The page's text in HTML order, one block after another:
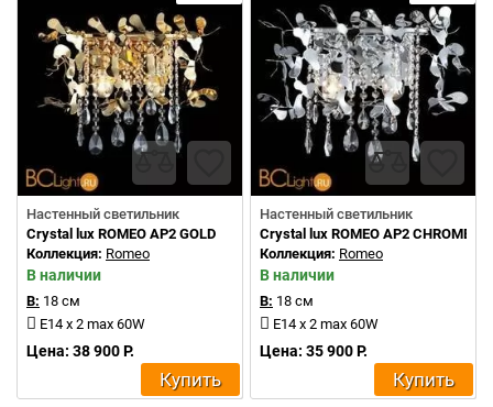
Настенный светильник
Crystal lux ROMEO AP2 GOLD
Коллекция: Romeo
В наличии
В: 18 см
E14 x 2 max 60W
Цена: 38 900 Р.
Купить
Настенный светильник
Crystal lux ROMEO AP2 CHROME
Коллекция: Romeo
В наличии
В: 18 см
E14 x 2 max 60W
Цена: 35 900 Р.
Купить